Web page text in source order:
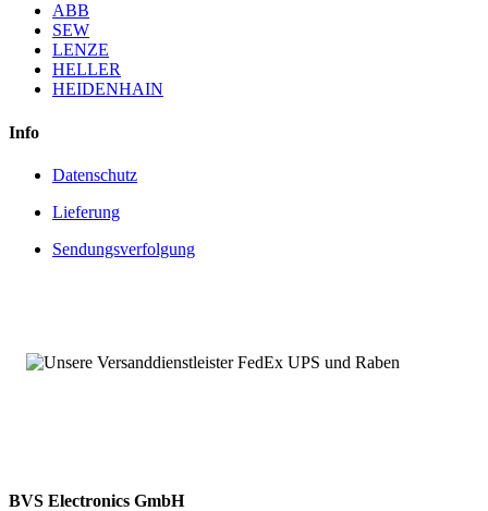
ABB
SEW
LENZE
HELLER
HEIDENHAIN
Info
Datenschutz
Lieferung
Sendungsverfolgung
BVS Electronics GmbH